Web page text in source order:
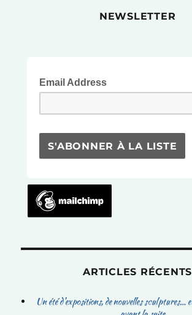
NEWSLETTER
Email Address
ARTICLES RÉCENTS
Un été d’expositions, de nouvelles sculptures…